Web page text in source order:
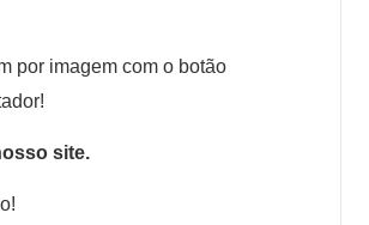
por imagem com o botão
site.